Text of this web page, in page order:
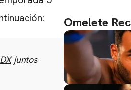
juntos
Omelete